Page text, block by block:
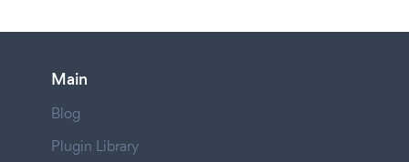
Main
Blog
Plugin Library